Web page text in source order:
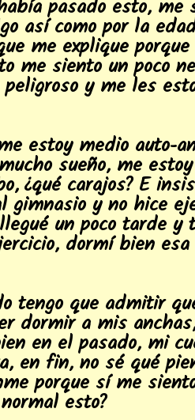
pasado esto, me
así como por la
me explique
me siento un poco
y me les
estoy medio auto-
sueño, me
¿qué carajos? E
gimnasio y no hice
un poco tarde y
dormí bien
tengo que admitir
dormir a mis
en el pasado, mi
en fin, no sé qué
porque sí me
esto?